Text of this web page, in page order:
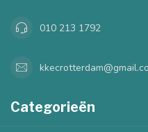
010 213 1792
Categorieën